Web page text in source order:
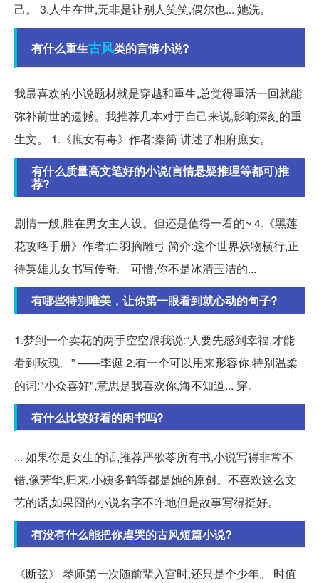
己。 3.人生在世,无非是让别人笑笑,偶尔也... 她洗。
有什么重生古风类的言情小说?
我最喜欢的小说题材就是穿越和重生,总觉得重活一回就能
弥补前世的遗憾。我推荐几本对于自己来说,影响深刻的重
生文。 1.《庶女有毒》作者:秦简 讲述了相府庶女。
有什么质量高文笔好的小说(言情悬疑推理等都可)推
荐?
剧情一般,胜在男女主人设。但还是值得一看的~ 4.《黑莲
花攻略手册》作者:白羽摘雕弓 简介:这个世界妖物横行,正
待英雄儿女书写传奇。 可惜,你不是冰清玉洁的...
有哪些特别唯美，让你第一眼看到就心动的句子?
1.梦到一个卖花的两手空空跟我说:“人要先感到幸福,才能
看到玫瑰。” ——李诞 2.有一个可以用来形容你,特别温柔
的词:"小众喜好",意思是我喜欢你,海不知道... 穿。
有什么比较好看的闲书吗?
... 如果你是女生的话,推荐严歌苓所有书,小说写得非常不
错,像芳华,归来,小姨多鹤等都是她的原创。不喜欢这么文
艺的话,如果囧的小说名字不咋地但是故事写得挺好。
有没有什么能把你虐哭的古风短篇小说?
《断弦》 琴师第一次随前辈入宫时,还只是个少年。 时值